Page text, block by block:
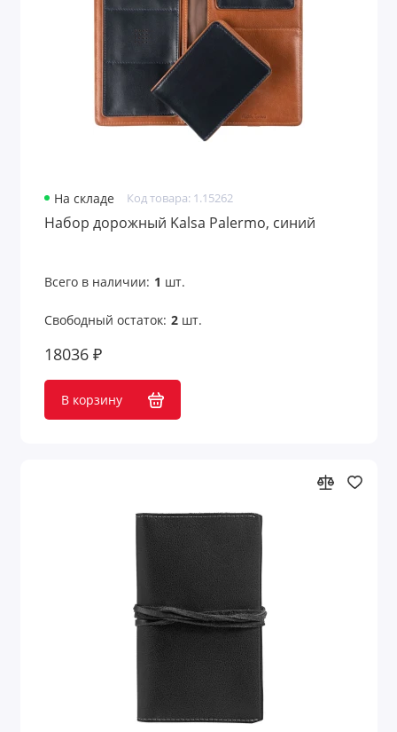
На складе Код товара: 1.15262
Набор дорожный Kalsa Palermo, синий
Всего в наличии: 1 шт.
Свободный остаток: 2шт.
18036 ₽
В корзину